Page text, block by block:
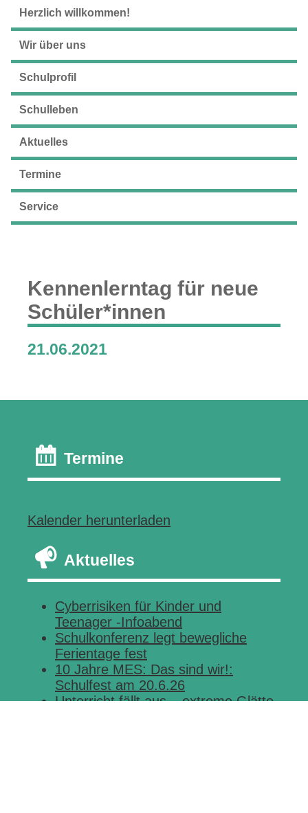
Herzlich willkommen!
Wir über uns
Schulprofil
Schulleben
Aktuelles
Termine
Service
Kennenlerntag für neue
Schüler*innen
21.06.2021
Termine
Kalender herunterladen
Aktuelles
Cyberrisiken für Kinder und
Teenager -Infoabend
Schulkonferenz legt bewegliche
Ferientage fest
10 Jahre MES: Das sind wir!:
Schulfest am 20.6.26
Unterricht fällt aus – extreme Glätte